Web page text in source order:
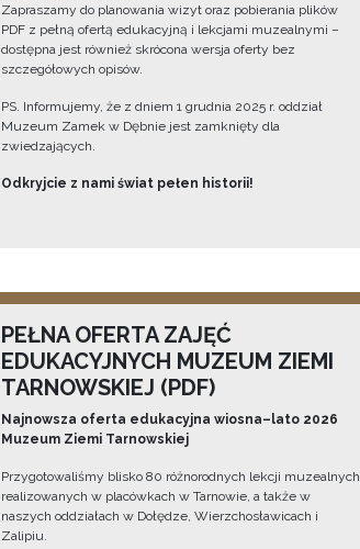
Zapraszamy do planowania wizyt oraz pobierania plików
PDF z pełną ofertą edukacyjną i lekcjami muzealnymi –
dostępna jest również skrócona wersja oferty bez
szczegółowych opisów.
PS. Informujemy, że z dniem 1 grudnia 2025 r. oddział
Muzeum Zamek w Dębnie jest zamknięty dla
zwiedzających.
Odkryjcie z nami świat pełen historii!
PEŁNA OFERTA ZAJĘĆ
EDUKACYJNYCH MUZEUM ZIEMI
TARNOWSKIEJ (PDF)
Najnowsza oferta edukacyjna wiosna–lato 2026
Muzeum Ziemi Tarnowskiej
Przygotowaliśmy blisko 80 różnorodnych lekcji muzealnych
realizowanych w placówkach w Tarnowie, a także w
naszych oddziałach w Dołędze, Wierzchosławicach i
Zalipiu.